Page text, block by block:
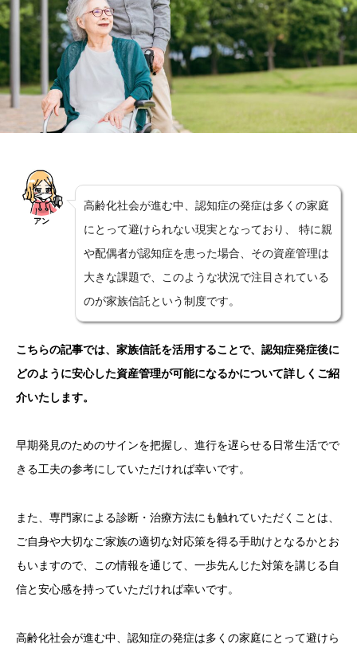
アン
高齢化社会が進む中、認知症の発症は多くの家庭
にとって避けられない現実となっており、 特に親
や配偶者が認知症を患った場合、その資産管理は
大きな課題で、このような状況で注目されている
のが家族信託という制度です。
こちらの記事では、家族信託を活用することで、認知症発症後に
どのように安心した資産管理が可能になるかについて詳しくご紹
介いたします。
早期発見のためのサインを把握し、進行を遅らせる日常生活でで
きる工夫の参考にしていただければ幸いです。
また、専門家による診断・治療方法にも触れていただくことは、
ご自身や大切なご家族の適切な対応策を得る手助けとなるかとお
もいますので、この情報を通じて、一歩先んじた対策を講じる自
信と安心感を持っていただければ幸いです。
高齢化社会が進む中、認知症の発症は多くの家庭にとって避けら